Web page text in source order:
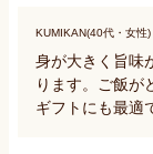
KUMIKAN(40代・女性)
身が大きく旨味
ります。ご飯が
ギフトにも最適